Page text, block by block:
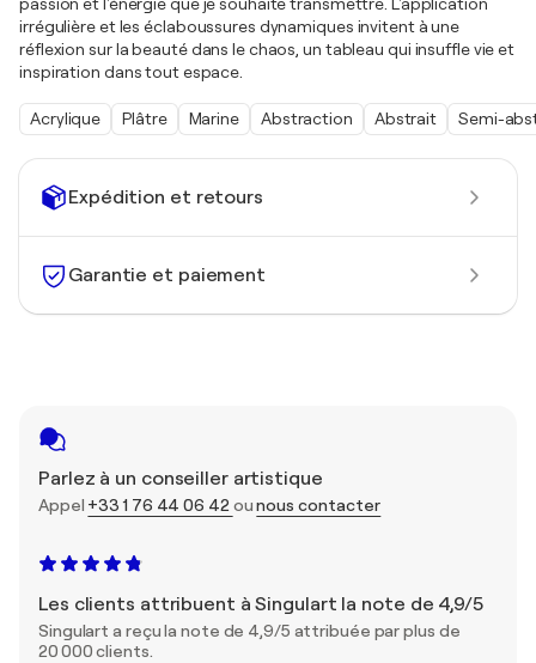
Expédition et retours
Garantie et paiement
Parlez à un conseiller artistique
Appel +33 1 76 44 06 42 ounous contacter
Les clients attribuent à Singulart la note de 4,9/5
Singulart a reçu la note de 4,9/5 attribuée par plus de
20 000 clients.
irrégulière et les éclaboussures dynamiques invitent à une
réflexion sur la beauté dans le chaos, un tableau qui insuffle vie et
inspiration dans tout espace.
Acrylique Plâtre Marine Abstraction Abstrait Semi-